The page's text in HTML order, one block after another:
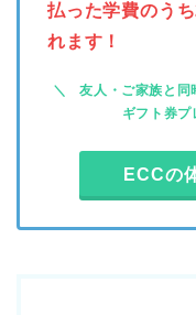
払った学費のう
れます！
友人・ご家族と
ギフト券プ
ECCの